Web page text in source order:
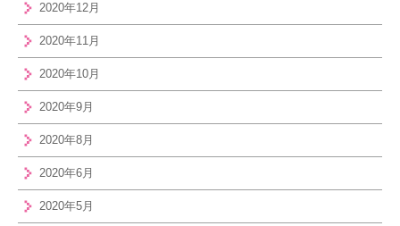
2020年12月
2020年11月
2020年10月
2020年9月
2020年8月
2020年6月
2020年5月